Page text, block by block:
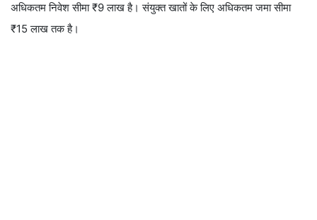
अधिकतम निवेश सीमा ₹9 लाख है। संयुक्त खातों के लिए अधिकतम जमा सीमा
₹15 लाख तक है।